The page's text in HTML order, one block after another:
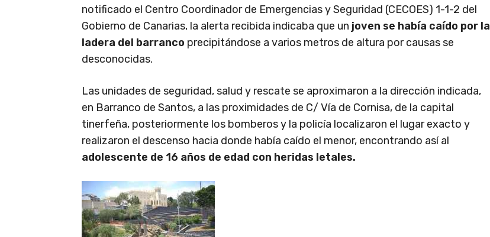
notificado el Centro Coordinador de Emergencias y Seguridad (CECOES) 1-1-2 del
Gobierno de Canarias, la alerta recibida indicaba que un joven se había caído por la
ladera del barranco precipitándose a varios metros de altura por causas se
desconocidas.
Las unidades de seguridad, salud y rescate se aproximaron a la dirección indicada,
en Barranco de Santos, a las proximidades de C/ Vía de Cornisa, de la capital
tinerfeña, posteriormente los bomberos y la policía localizaron el lugar exacto y
realizaron el descenso hacia donde había caído el menor, encontrando así al
adolescente de 16 años de edad con heridas letales.